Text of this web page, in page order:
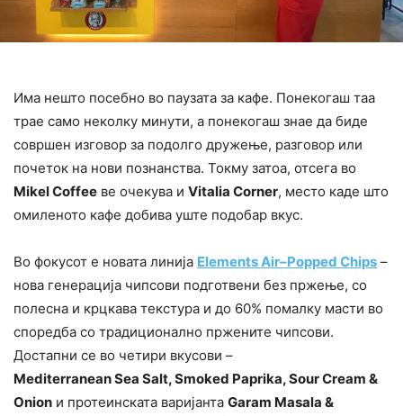
Има нешто посебно во паузата за кафе. Понекогаш таа
трае само неколку минути, а понекогаш знае да биде
совршен изговор за подолго дружење, разговор или
почеток на нови познанства. Токму затоа, отсега во
MikelCoffee ве очекува и Vitalia Corner, место каде што
омиленото кафе добива уште подобар вкус.
Во фокусот е новата линија ElementsAir–Popped Chips –
нова генерација чипсови подготвени без пржење, со
полесна и крцкава текстура и до 60% помалку масти во
споредба со традиционално пржените чипсови.
Достапни се во четири вкусови –
MediterraneanSea Salt,Smoked Paprika,SourCream &
Onion и протеинската варијанта Garam Masala &